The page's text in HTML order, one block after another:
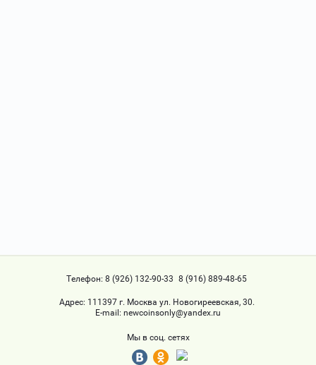
Телефон: 8 (926) 132-90-33 8 (916) 889-48-65
Адрес: 111397 г. Москва ул. Новогиреевская, 30.
Е-mail: newcoinsonly@yandex.ru
Мы в соц. сетях